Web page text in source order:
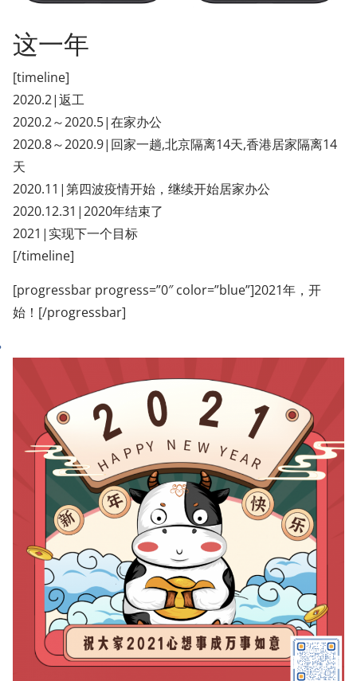
这一年
[timeline]
2020.2|返工
2020.2～2020.5|在家办公
2020.8～2020.9|回家一趟,北京隔离14天,香港居家隔离14
天
2020.11|第四波疫情开始，继续开始居家办公
2020.12.31|2020年结束了
2021|实现下一个目标
[/timeline]
[progressbar progress=”0″ color=”blue”]2021年，开
始！[/progressbar]